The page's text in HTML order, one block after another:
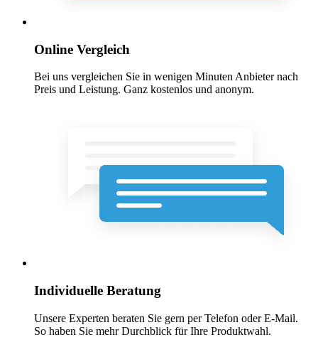
Online Vergleich
Bei uns vergleichen Sie in wenigen Minuten Anbieter nach
Preis und Leistung. Ganz kostenlos und anonym.
Individuelle Beratung
Unsere Experten beraten Sie gern per Telefon oder E-Mail.
So haben Sie mehr Durchblick für Ihre Produktwahl.